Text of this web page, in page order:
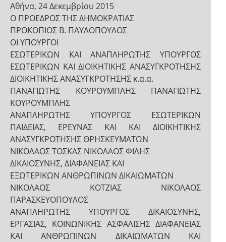
Αθήνα, 24 Δεκεμβρίου 2015
Ο ΠΡΟΕΔΡΟΣ ΤΗΣ ΔΗΜΟΚΡΑΤΙΑΣ
ΠΡΟΚΟΠΙΟΣ Β. ΠΑΥΛΟΠΟΥΛΟΣ
ΟΙ ΥΠΟΥΡΓΟΙ
ΕΣΩΤΕΡΙΚΩΝ ΚΑΙ ΑΝΑΠΛΗΡΩΤΗΣ ΥΠΟΥΡΓΟΣ
ΕΣΩΤΕΡΙΚΩΝ ΚΑΙ ΔΙΟΙΚΗΤΙΚΗΣ ΑΝΑΣΥΓΚΡΟΤΗΣΗΣ
ΔΙΟΙΚΗΤΙΚΗΣ ΑΝΑΣΥΓΚΡΟΤΗΣΗΣ κ.α.α.
ΠΑΝΑΓΙΩΤΗΣ ΚΟΥΡΟΥΜΠΛΗΣ ΠΑΝΑΓΙΩΤΗΣ
ΚΟΥΡΟΥΜΠΛΗΣ
ΑΝΑΠΛΗΡΩΤΗΣ ΥΠΟΥΡΓΟΣ ΕΣΩΤΕΡΙΚΩΝ
ΠΑΙΔΕΙΑΣ, ΕΡΕΥΝΑΣ ΚΑΙ ΚΑΙ ΔΙΟΙΚΗΤΙΚΗΣ
ΑΝΑΣΥΓΚΡΟΤΗΣΗΣ ΘΡΗΣΚΕΥΜΑΤΩΝ
ΝΙΚΟΛΑΟΣ ΤΟΣΚΑΣ ΝΙΚΟΛΑΟΣ ΦΙΛΗΣ
ΔΙΚΑΙΟΣΥΝΗΣ, ΔΙΑΦΑΝΕΙΑΣ ΚΑΙ
ΕΞΩΤΕΡΙΚΩΝ ΑΝΘΡΩΠΙΝΩΝ ΔΙΚΑΙΩΜΑΤΩΝ
ΝΙΚΟΛΑΟΣ ΚΟΤΖΙΑΣ ΝΙΚΟΛΑΟΣ
ΠΑΡΑΣΚΕΥΟΠΟΥΛΟΣ
ΑΝΑΠΛΗΡΩΤΗΣ ΥΠΟΥΡΓΟΣ ΔΙΚΑΙΟΣΥΝΗΣ,
ΕΡΓΑΣΙΑΣ, ΚΟΙΝΩΝΙΚΗΣ ΑΣΦΑΛΙΣΗΣ ΔΙΑΦΑΝΕΙΑΣ
ΚΑΙ ΑΝΘΡΩΠΙΝΩΝ ΔΙΚΑΙΩΜΑΤΩΝ ΚΑΙ